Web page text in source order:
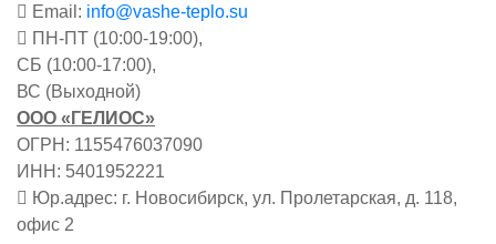
Email: info@vashe-teplo.su
ПН-ПТ (10:00-19:00),
СБ (10:00-17:00),
ВС (Выходной)
ООО «ГЕЛИОС»
ОГРН: 1155476037090
ИНН: 5401952221
Юр.адрес: г. Новосибирск, ул. Пролетарская, д. 118,
офис 2